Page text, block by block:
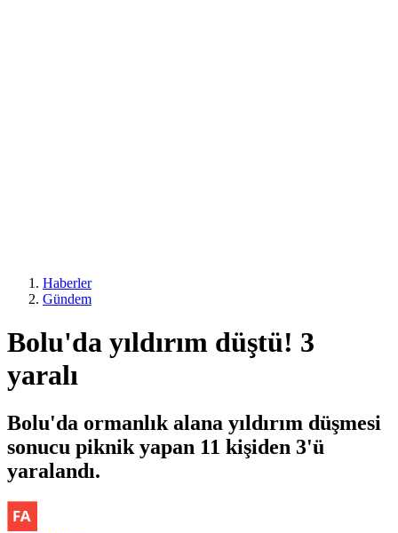
Haberler
Gündem
Bolu'da yıldırım düştü! 3
yaralı
Bolu'da ormanlık alana yıldırım düşmesi
sonucu piknik yapan 11 kişiden 3'ü
yaralandı.